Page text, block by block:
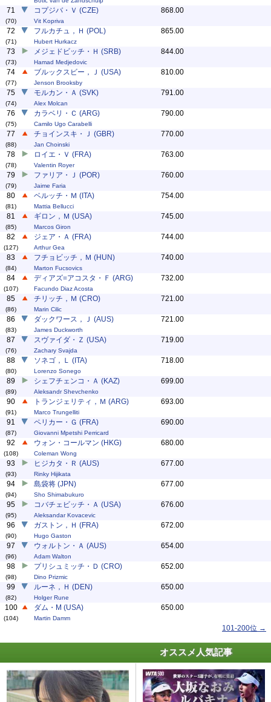
71
(70)
コプジバ・Ｖ (CZE)
Vit Kopriva
868.00
72
(71)
フルカチュ，Ｈ (POL)
Hubert Hurkacz
865.00
73
(73)
メジェドビッチ・Ｈ (SRB)
Hamad Medjedovic
844.00
74
(77)
ブルックスビー，Ｊ (USA)
Jenson Brooksby
810.00
75
(74)
モルカン・Ａ (SVK)
Alex Molcan
791.00
76
(75)
カラベリ・Ｃ (ARG)
Camilo Ugo Carabelli
790.00
77
(88)
チョインスキ・Ｊ (GBR)
Jan Choinski
770.00
78
(78)
ロイエ・Ｖ (FRA)
Valentin Royer
763.00
79
(79)
ファリア・Ｊ (POR)
Jaime Faria
760.00
80
(81)
ベルッチ・Ｍ (ITA)
Mattia Bellucci
754.00
81
(85)
ギロン，Ｍ (USA)
Marcos Giron
745.00
82
(127)
ジェア・Ａ (FRA)
Arthur Gea
744.00
83
(84)
フチョビッチ，Ｍ (HUN)
Marton Fucsovics
740.00
84
(107)
ディアズ=アコスタ・Ｆ (ARG)
Facundo Diaz Acosta
732.00
85
(86)
チリッチ，Ｍ (CRO)
Marin Cilic
721.00
86
(83)
ダックワース，Ｊ (AUS)
James Duckworth
721.00
87
(76)
スヴァイダ・Ｚ (USA)
Zachary Svajda
719.00
88
(80)
ソネゴ，Ｌ (ITA)
Lorenzo Sonego
718.00
89
(89)
シェフチェンコ・Ａ (KAZ)
Aleksandr Shevchenko
699.00
90
(91)
トランジェリティ，Ｍ (ARG)
Marco Trungelliti
693.00
91
(87)
ペリカー・Ｇ (FRA)
Giovanni Mpetshi Perricard
690.00
92
(108)
ウォン・コールマン (HKG)
Coleman Wong
680.00
93
(93)
ヒジカタ・Ｒ (AUS)
Rinky Hijikata
677.00
94
(94)
島袋将 (JPN)
Sho Shimabukuro
677.00
95
(95)
コバチェビッチ・Ａ (USA)
Aleksandar Kovacevic
676.00
96
(90)
ガストン，Ｈ (FRA)
Hugo Gaston
672.00
97
(96)
ウォルトン・Ａ (AUS)
Adam Walton
654.00
98
(98)
プリシュミッチ・Ｄ (CRO)
Dino Prizmic
652.00
99
(82)
ルーネ，Ｈ (DEN)
Holger Rune
650.00
100
(104)
ダム・M (USA)
Martin Damm
650.00
101-200位 →
オススメ人気記事